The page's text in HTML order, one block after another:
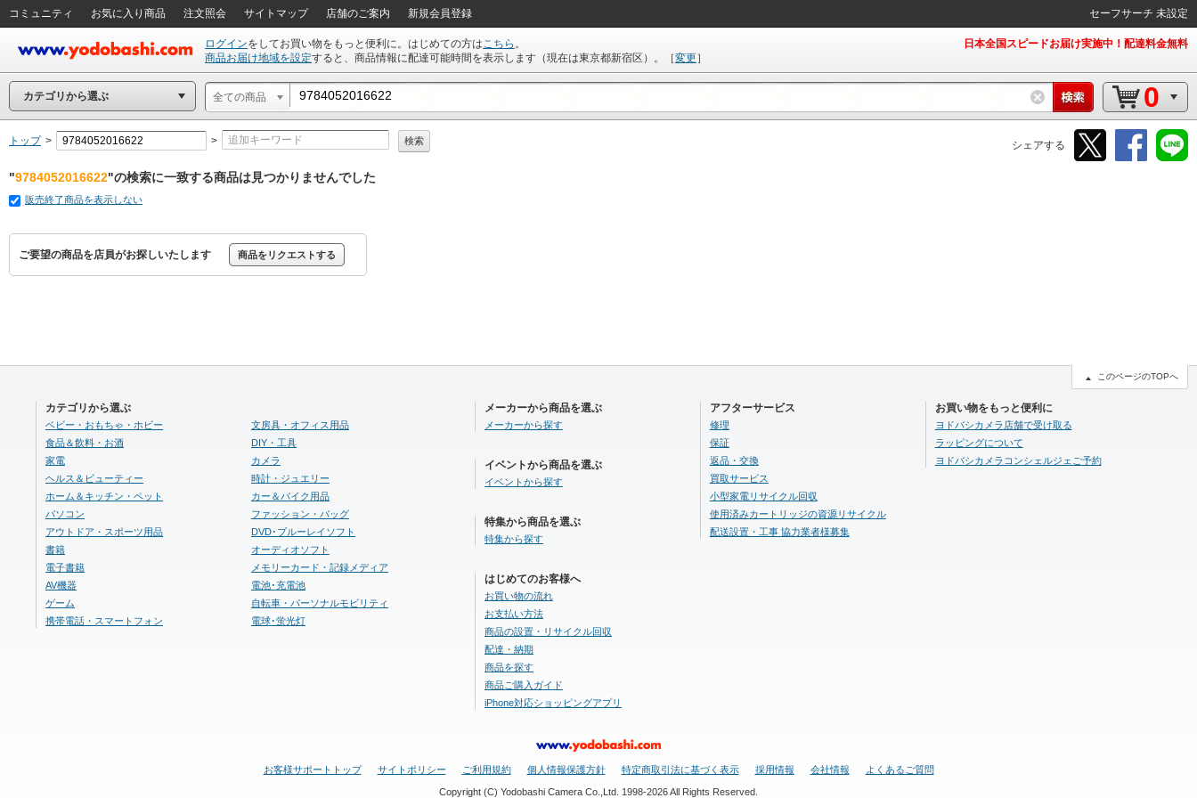
コミュニティ お気に入り商品 注文照会 サイトマップ 店舗のご案内 新規会員登録 セーフサーチ 未設定
ログインをしてお買い物をもっと便利に。はじめての方はこちら 。
商品お届け地域を設定すると、商品情報に配達可能時間を表示します（現在は東京都新宿区 ）。 ［変更］
日本全国スピードお届け実施中！配達料金無料
カテゴリから選ぶ 全ての商品 0
シェアする
トップ > > 検索
"9784052016622"の検索に一致する商品は見つかりませんでした
販売終了商品を表示しない
ご要望の商品を店員がお探しいたします 商品をリクエストする
カテゴリから選ぶ
ベビー・おもちゃ・ホビー
食品＆飲料・お酒
家電
ヘルス＆ビューティー
ホーム＆キッチン・ペット
パソコン
アウトドア・スポーツ用品
書籍
電子書籍
AV機器
ゲーム
携帯電話・スマートフォン
文房具・オフィス用品
DIY・工具
カメラ
時計・ジュエリー
カー＆バイク用品
ファッション・バッグ
DVD･ブルーレイソフト
オーディオソフト
メモリーカード・記録メディア
電池･充電池
自転車・パーソナルモビリティ
電球･蛍光灯
メーカーから商品を選ぶ
メーカーから探す
イベントから商品を選ぶ
イベントから探す
特集から商品を選ぶ
特集から探す
はじめてのお客様へ
お買い物の流れ
お支払い方法
商品の設置・リサイクル回収
配達・納期
商品を探す
商品ご購入ガイド
iPhone対応ショッピングアプリ
アフターサービス
修理
保証
返品・交換
買取サービス
小型家電リサイクル回収
使用済みカートリッジの資源リサイクル
配送設置・工事 協力業者様募集
お買い物をもっと便利に
ヨドバシカメラ店舗で受け取る
ラッピングについて
ヨドバシカメラコンシェルジェご予約
お客様サポートトップ サイトポリシー ご利用規約 個人情報保護方針 特定商取引法に基づく表示 採用情報 会社情報 よくあるご質問
Copyright (C) Yodobashi Camera Co.,Ltd. 1998-2026 All Rights Reserved.
このページのTOPへ